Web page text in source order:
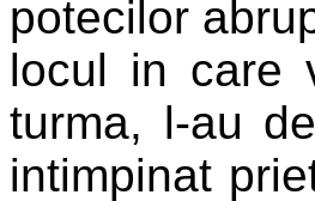
potecilor
locul in care
turma, l-au
intimpinat